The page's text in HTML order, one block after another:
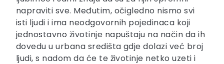
napraviti sve. Međutim, očigledno nismo svi
isti ljudi i ima neodgovornih pojedinaca koji
jednostavno životinje napuštaju na način da ih
dovedu u urbana središta gdje dolazi već broj
ljudi, s nadom da će te životinje netko uzeti i